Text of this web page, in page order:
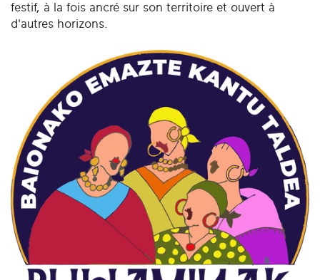
festif, à la fois ancré sur son territoire et ouvert à
d'autres horizons.